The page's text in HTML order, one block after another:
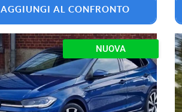
AGGIUNGI AL CONFRONTO
NUOVA